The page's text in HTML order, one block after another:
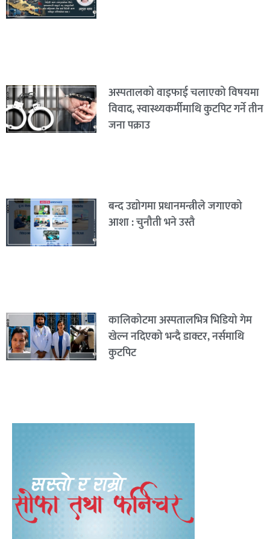
अस्पतालको वाइफाई चलाएको विषयमा
विवाद, स्वास्थ्यकर्मीमाथि कुटपिट गर्ने तीन
जना पक्राउ
बन्द उद्योगमा प्रधानमन्त्रीले जगाएको
आशा : चुनौती भने उस्तै
कालिकोटमा अस्पतालभित्र भिडियो गेम
खेल्न नदिएको भन्दै डाक्टर, नर्समाथि
कुटपिट